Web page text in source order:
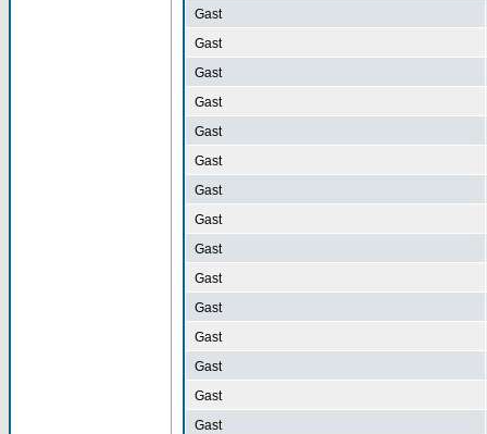
Gast
Gast
Gast
Gast
Gast
Gast
Gast
Gast
Gast
Gast
Gast
Gast
Gast
Gast
Gast